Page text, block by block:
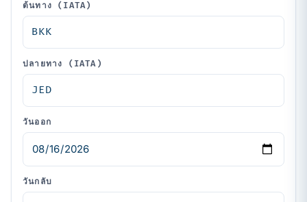
ต้นทาง (IATA)
ปลายทาง (IATA)
วันออก
วันกลับ